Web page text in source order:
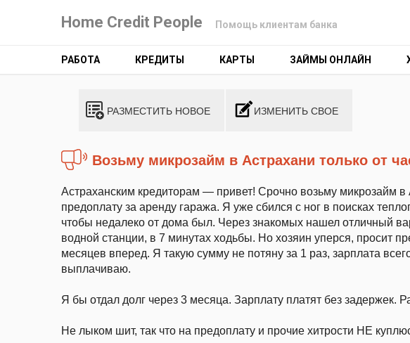
Home Credit People Помощь клиентам банка
РАБОТА КРЕДИТЫ КАРТЫ ЗАЙМЫ ОНЛАЙН
РАЗМЕСТИТЬ НОВОЕ ИЗМЕНИТЬ СВОЕ
Возьму микрозайм в Астрахани только от
Астраханским кредиторам — привет! Срочно возьму микрозайм в
предоплату за аренду гаража. Я уже сбился с ног в поисках
чтобы недалеко от дома был. Через знакомых нашел отличный
водной станции, в 7 минутах ходьбы. Но хозяин уперся, просит
месяцев вперед. Я такую сумму не потяну за 1 раз, зарплата
выплачиваю.
Я бы отдал долг через 3 месяца. Зарплату платят без задержек.
Не лыком шит, так что на предоплату и прочие хитрости НЕ